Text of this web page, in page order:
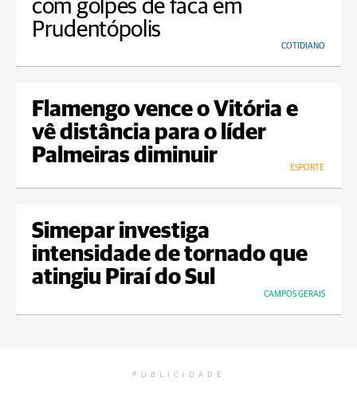
com golpes de faca em
Prudentópolis
COTIDIANO
Flamengo vence o Vitória e
vê distância para o líder
Palmeiras diminuir
ESPORTE
Simepar investiga
intensidade de tornado que
atingiu Piraí do Sul
CAMPOS GERAIS
PUBLICIDADE